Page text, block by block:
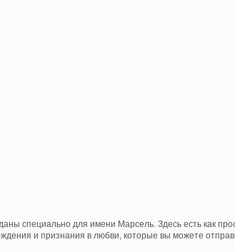
специально для имени Марсель. Здесь есть как
и признания в любви, которые вы можете